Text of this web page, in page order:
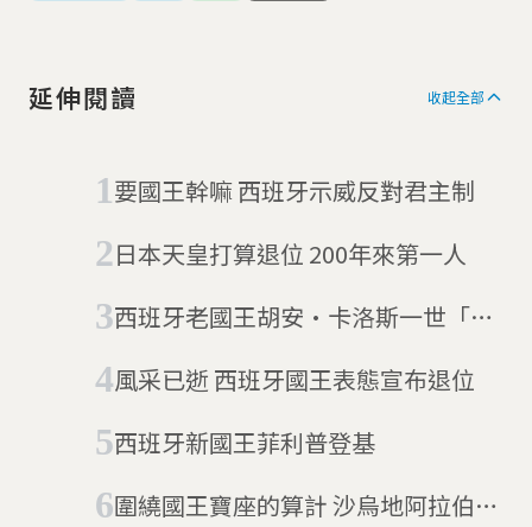
延伸閱讀 收起全部
要國王幹嘛 西班牙示威反對君主制
日本天皇打算退位 200年來第一人
西班牙老國王胡安·卡洛斯一世「自
(08/18更新)風采已逝 西班牙國王表態宣布退位
西班牙新國王菲利普登基
圍繞國王寶座的算計 沙烏地阿拉伯王